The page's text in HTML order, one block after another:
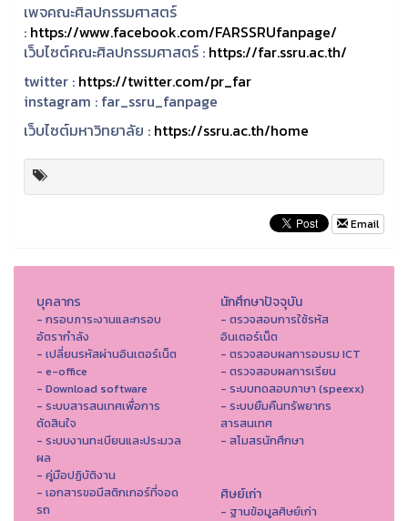
เพจคณะศิลปกรรมศาสตร์
: https://www.facebook.com/FARSSRUfanpage/
เว็บไซต์คณะศิลปกรรมศาสตร์ : https://far.ssru.ac.th/
twitter : https://twitter.com/pr_far
instagram : far_ssru_fanpage
เว็บไซต์มหาวิทยาลัย : https://ssru.ac.th/home
Email
บุคลากร
- กรอบภาระงานและกรอบ
อัตรากำลัง
- เปลี่ยนรหัสผ่านอินเตอร์เน็ต
- e-office
- Download software
- ระบบสารสนเทศเพื่อการ
ตัดสินใจ
- ระบบงานทะเบียนและประมวล
ผล
- คู่มือปฏิบัติงาน
- เอกสารขอมีสติกเกอร์ที่จอด
รถ
นักศึกษาปัจจุบัน
- ตรวจสอบการใช้รหัส
อินเตอร์เน็ต
- ตรวจสอบผลการอบรม ICT
- ตรวจสอบผลการเรียน
- ระบบทดสอบภาษา (speexx)
- ระบบยืมคืนทรัพยากร
สารสนเทศ
- สโมสรนักศึกษา
ศิษย์เก่า
- ฐานข้อมูลศิษย์เก่า